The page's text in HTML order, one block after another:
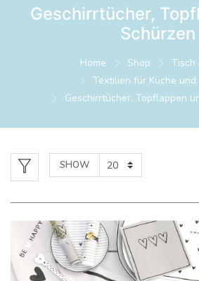
Geschirrtücher,
Schürzen
Home Shop
Tisch
Textilien für Küche und
Geschirrtücher, Topflappen
SHOW